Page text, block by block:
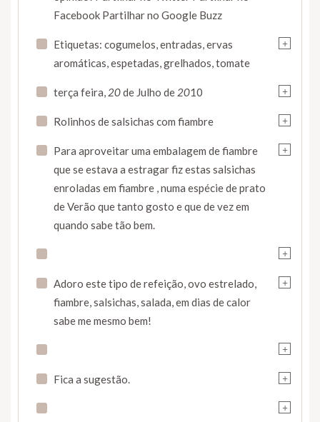
Facebook Partilhar no Google Buzz
+
Etiquetas: cogumelos, entradas, ervas
aromáticas, espetadas, grelhados, tomate
+
terça feira, 20de Julho de 2010
+
Rolinhos de salsichas com fiambre
+
Para aproveitar uma embalagem de fiambre
que se estava a estragar fiz estas salsichas
enroladas em fiambre , numa espécie de prato
de Verão que tanto gosto e que de vez em
quando sabe tão bem.
+
+
Adoro este tipo de refeição, ovo estrelado,
fiambre, salsichas, salada, em dias de calor
sabe me mesmo bem!
+
+
Fica a sugestão.
+